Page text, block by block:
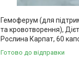
Гемоферум (для
та кровотворення),
Рослина Карпат, 60
Готово до відправки